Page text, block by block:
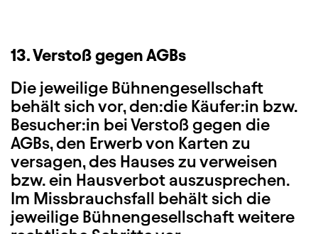
13. Verstoß gegen AGBs
Die jeweilige Bühnengesellschaft
behält sich vor, den:die Käufer:in bzw.
Besucher:in bei Verstoß gegen die
AGBs, den Erwerb von Karten zu
versagen, des Hauses zu verweisen
bzw. ein Hausverbot auszusprechen.
Im Missbrauchsfall behält sich die
jeweilige Bühnengesellschaft weitere